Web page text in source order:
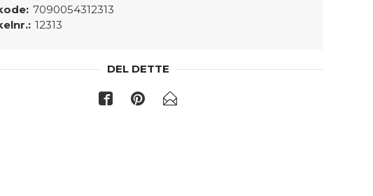
7090054312313
12313
DEL DETTE